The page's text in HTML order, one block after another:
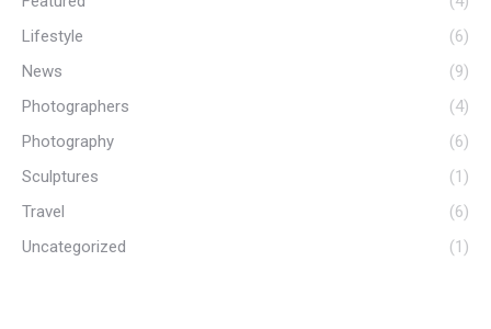
Lifestyle
(6)
News
(9)
Photographers
(4)
Photography
(6)
Sculptures
(1)
Travel
(6)
Uncategorized
(1)